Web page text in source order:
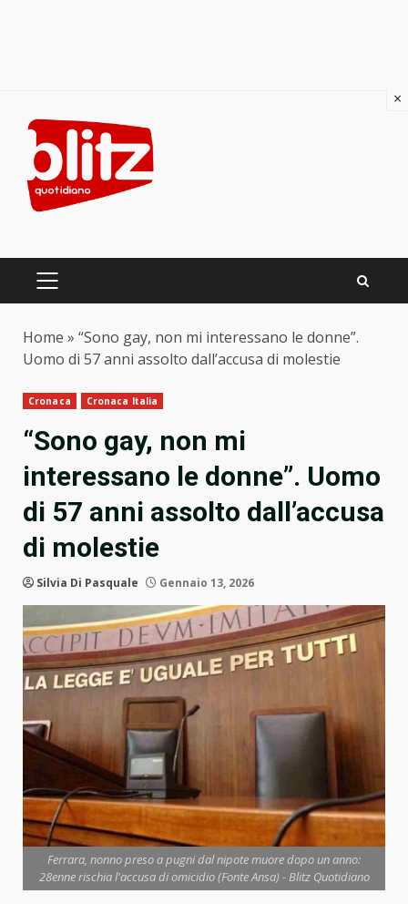
content
PRIMARY
Home » “Sono gay, non mi interessano le donne”.
Uomo di 57 anni assolto dall’accusa di molestie
Cronaca Cronaca Italia
“Sono gay, non mi
interessano le donne”. Uomo
di 57 anni assolto dall’accusa
di molestie
Silvia Di Pasquale Gennaio 13, 2026
Ferrara, nonno preso a pugni dal nipote muore dopo un anno:
28enne rischia l'accusa di omicidio (Fonte Ansa) - Blitz Quotidiano
×